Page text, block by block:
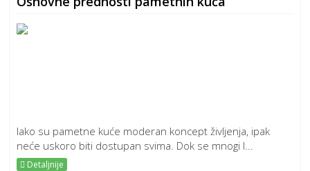
Iako su pametne kuće moderan koncept življenja, ipak
neće uskoro biti dostupan svima. Dok se mnogi l...
Detaljnije